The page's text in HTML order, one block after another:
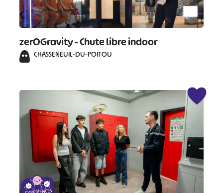
zerOGravity - Chute libre indoor
CHASSENEUIL-DU-POITOU